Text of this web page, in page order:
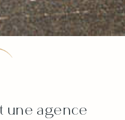
une agence